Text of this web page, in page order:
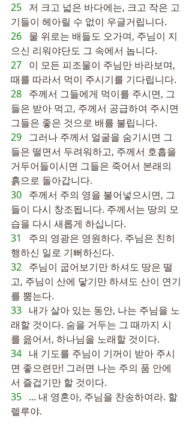
25 저 크고 넓은 바다에는, 크고 작은 고
기들이 헤아릴 수 없이 우글거립니다.
26 물 위로는 배들도 오가며, 주님이 지
으신 리워야단도 그 속에서 놉니다.
27 이 모든 피조물이 주님만 바라보며,
때를 따라서 먹이 주시기를 기다립니다.
28 주께서 그들에게 먹이를 주시면, 그
들은 받아 먹고, 주께서 공급하여 주시면
그들은 좋은 것으로 배를 불립니다.
29 그러나 주께서 얼굴을 숨기시면 그
들은 떨면서 두려워하고, 주께서 호흡을
거두어들이시면 그들은 죽어서 본래의
흙으로 돌아갑니다.
30 주께서 주의 영을 불어넣으시면, 그
들이 다시 창조됩니다. 주께서는 땅의 모
습을 다시 새롭게 하십니다.
31 주의 영광은 영원하다. 주님은 친히
행하신 일로 기뻐하신다.
32 주님이 굽어보기만 하셔도 땅은 떨
고, 주님이 산에 닿기만 하셔도 산이 연기
를 뿜는다.
33 내가 살아 있는 동안, 나는 주님을 노
래할 것이다. 숨을 거두는 그 때까지 시
를 읊어서, 하나님을 노래할 것이다.
34 내 기도를 주님이 기꺼이 받아 주시
면 좋으련만! 그러면 나는 주의 품 안에
서 즐겁기만 할 것이다.
35 ... 내 영혼아, 주님을 찬송하여라. 할
렐루야.